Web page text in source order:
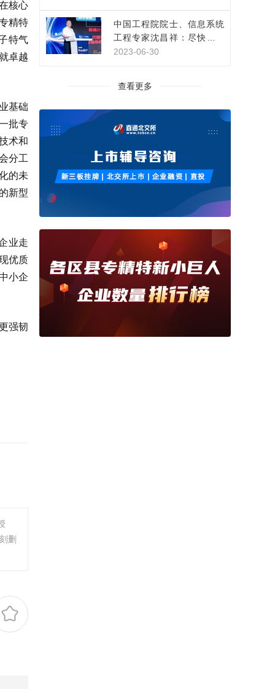
核心
精特
特气
卓越
基础
批专
术和
分工
的未
新型
业走
优质
小企
强韧
删
中国工程院院士、信息系统
工程专家沈昌祥：尽快构建
网络安全主动免疫保障体系
2023-06-30
查看更多